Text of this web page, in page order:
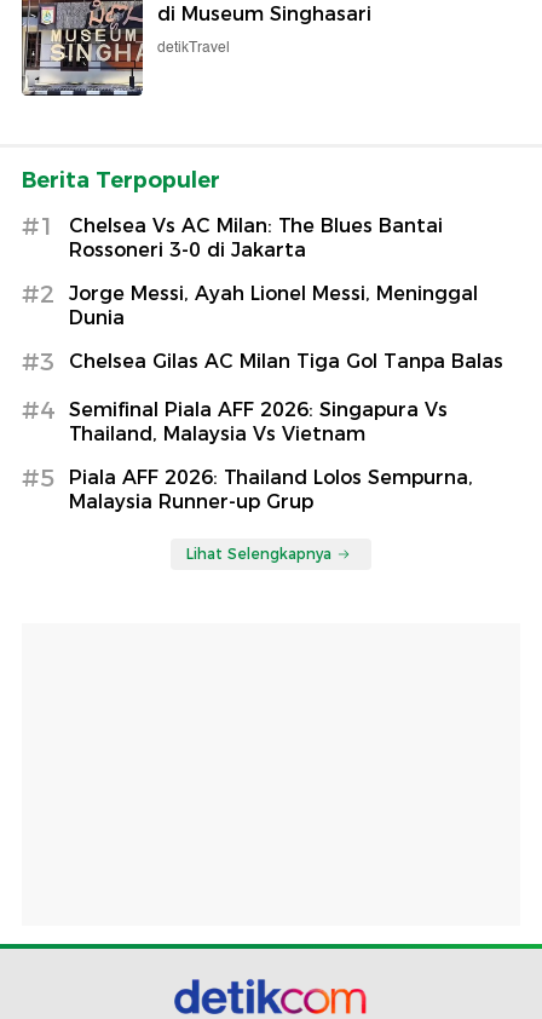
di Museum Singhasari
detikTravel
Berita Terpopuler
#1
Chelsea Vs AC Milan: The Blues Bantai
Rossoneri 3-0 di Jakarta
#2
Jorge Messi, Ayah Lionel Messi, Meninggal
Dunia
#3 Chelsea Gilas AC Milan Tiga Gol Tanpa Balas
#4
Semifinal Piala AFF 2026: Singapura Vs
Thailand, Malaysia Vs Vietnam
#5
Piala AFF 2026: Thailand Lolos Sempurna,
Malaysia Runner-up Grup
Lihat Selengkapnya